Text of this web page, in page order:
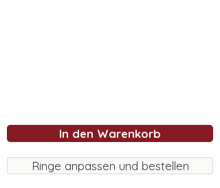
In den Warenkorb
Ringe anpassen und bestellen